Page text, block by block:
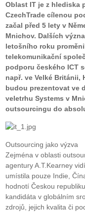
Oblast IT je z hlediska
CzechTrade cílenou
začal před 5 lety v
Mnichov. Dalších
letošního roku
telekomunikační
podporu českého ICT
např. ve Velké Británii,
budou prezentovat ve
veletrhu Systems v
outsourcingu do
Outsourcing jako výzva
Zejména v oblasti
agentury A.T.Kearney
umístila pouze Indie,
hodnotí Českou
kandidáta v globálním
zdrojů, jejich kvalita či